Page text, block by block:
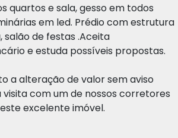
quartos e sala, gesso em todos
em led. Prédio com estrutura
salão de festas .Aceita
e estuda possíveis propostas.
a alteração de valor sem aviso
visita com um de nossos corretores
excelente imóvel.